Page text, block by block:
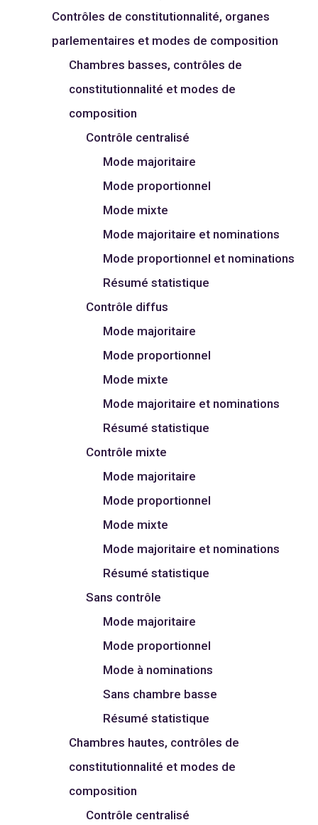
Contrôles de constitutionnalité, organes
parlementaires et modes de composition
Chambres basses, contrôles de
constitutionnalité et modes de
composition
Contrôle centralisé
Mode majoritaire
Mode proportionnel
Mode mixte
Mode majoritaire et nominations
Mode proportionnel et nominations
Résumé statistique
Contrôle diffus
Mode majoritaire
Mode proportionnel
Mode mixte
Mode majoritaire et nominations
Résumé statistique
Contrôle mixte
Mode majoritaire
Mode proportionnel
Mode mixte
Mode majoritaire et nominations
Résumé statistique
Sans contrôle
Mode majoritaire
Mode proportionnel
Mode à nominations
Sans chambre basse
Résumé statistique
Chambres hautes, contrôles de
constitutionnalité et modes de
composition
Contrôle centralisé